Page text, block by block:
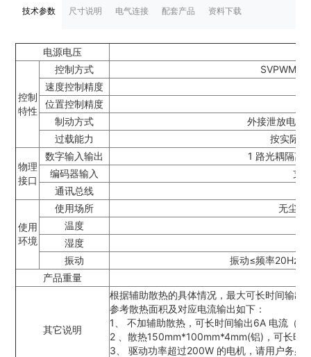
技术参数 尺寸说明 电气连接 配套产品 资料下载
电源电压
控制
特性
控制方式
SVPWM调
速度控制精度
位置控制精度
制动方式
外接泄放电阻
过载能力
按实际
物理
接口
数字输入输出
1 路光耦隔离
编码器输入
支
通讯总线
使用
环境
使用场所
无尘埃
温度
湿度
振动
振动≤频率20Hz
产品重量
其它说明
根据辅助散热的具体情况，最大可长时间输
参考散热面积及对应电流输出如下：
1、 不加辅助散热，可长时间输出6A 电流（
2 、散热150mm*100mm*4mm(铝)，可长时
3、 驱动功率超过200W 的电机，请用户务必